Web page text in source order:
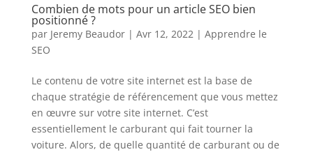
Combien de mots pour un article SEO bien
positionné ?
par Jeremy Beaudor| Avr 12, 2022| Apprendre le
SEO
Le contenu de votre site internet est la base de
chaque stratégie de référencement que vous mettez
en œuvre sur votre site internet. C’est
essentiellement le carburant qui fait tourner la
voiture. Alors, de quelle quantité de carburant ou de